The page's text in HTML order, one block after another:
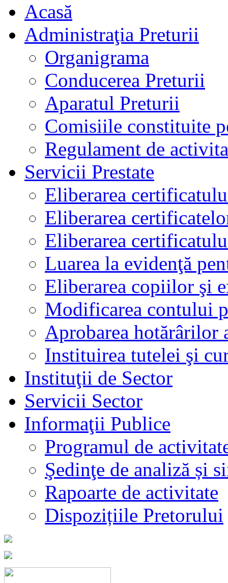
Acasă
Administraţia Preturii
Organigrama
Conducerea Preturii
Aparatul Preturii
Comisiile constituite
Regulament de
Servicii Prestate
Eliberarea
Eliberarea
Eliberarea
Luarea la evidenţă
Eliberarea copiilor şi
Modificarea contului
Aprobarea hotărârilor
Instituirea tutelei şi
Instituţii de Sector
Servicii Sector
Informaţii Publice
Programul de
Şedinţe de analiză și
Rapoarte de activitate
Dispozițiile Pretorului